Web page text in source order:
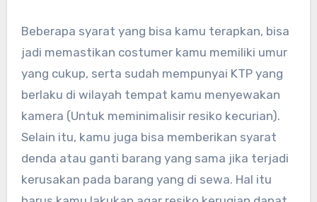
Beberapa syarat yang bisa kamu terapkan, bisa
jadi memastikan costumer kamu memiliki umur
yang cukup, serta sudah mempunyai KTP yang
berlaku di wilayah tempat kamu menyewakan
kamera (Untuk meminimalisir resiko kecurian).
Selain itu, kamu juga bisa memberikan syarat
denda atau ganti barang yang sama jika terjadi
kerusakan pada barang yang di sewa. Hal itu